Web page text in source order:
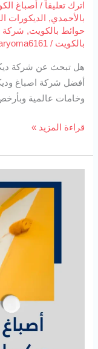
اترك تعليقاً / أصباغ
بالأحمدي, الديكورات
حوائط بالكويت, شركة
بالكويت /
هل تبحث عن شركة
أفضل شركة اصباغ
وخامات عالمية
قراءة المزيد »